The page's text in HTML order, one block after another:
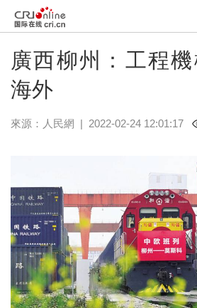
廣西柳州：工程
海外
來源： 人民網 | 2022-02-24 12:01:17